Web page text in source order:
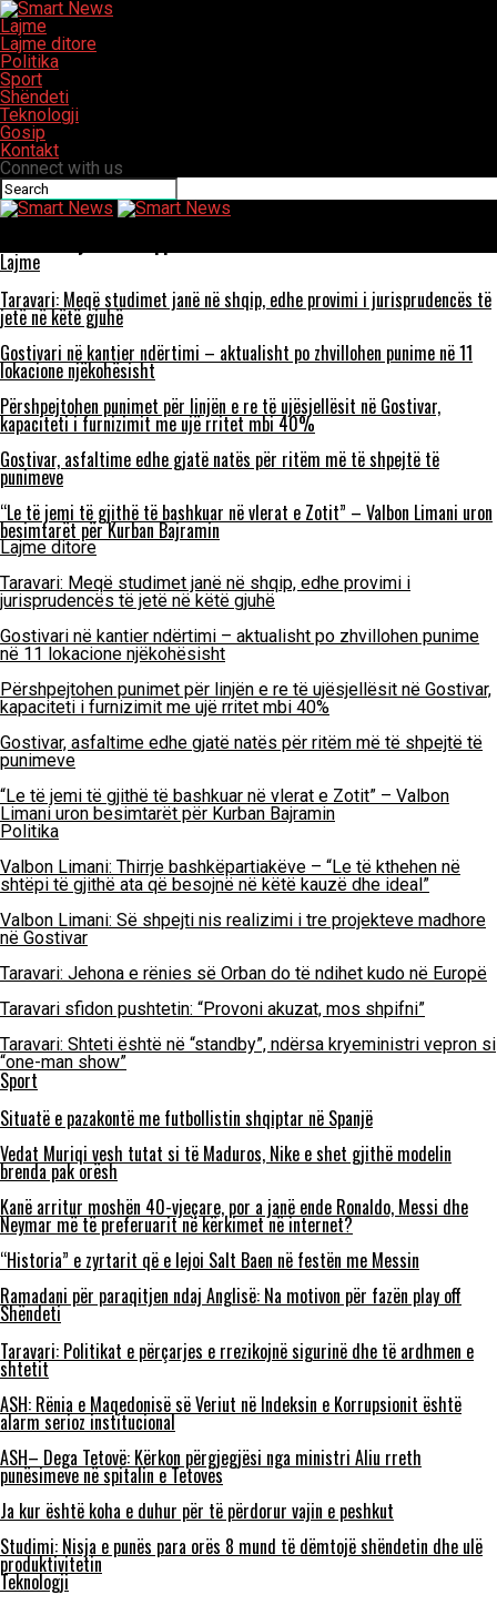
Lajme
Lajme ditore
Politika
Sport
Shëndeti
Teknologji
Gosip
Kontakt
Connect with us
Lajme
Taravari: Meqë studimet janë në shqip, edhe provimi i jurisprudencës të
jetë në këtë gjuhë
Gostivari në kantier ndërtimi – aktualisht po zhvillohen punime në 11
lokacione njëkohësisht
Përshpejtohen punimet për linjën e re të ujësjellësit në Gostivar,
kapaciteti i furnizimit me ujë rritet mbi 40%
Gostivar, asfaltime edhe gjatë natës për ritëm më të shpejtë të
punimeve
“Le të jemi të gjithë të bashkuar në vlerat e Zotit” – Valbon Limani uron
besimtarët për Kurban Bajramin
Lajme ditore
Taravari: Meqë studimet janë në shqip, edhe provimi i
jurisprudencës të jetë në këtë gjuhë
Gostivari në kantier ndërtimi – aktualisht po zhvillohen punime
në 11 lokacione njëkohësisht
Përshpejtohen punimet për linjën e re të ujësjellësit në Gostivar,
kapaciteti i furnizimit me ujë rritet mbi 40%
Gostivar, asfaltime edhe gjatë natës për ritëm më të shpejtë të
punimeve
“Le të jemi të gjithë të bashkuar në vlerat e Zotit” – Valbon
Limani uron besimtarët për Kurban Bajramin
Politika
Valbon Limani: Thirrje bashkëpartiakëve – “Le të kthehen në
shtëpi të gjithë ata që besojnë në këtë kauzë dhe ideal”
Valbon Limani: Së shpejti nis realizimi i tre projekteve madhore
në Gostivar
Taravari: Jehona e rënies së Orban do të ndihet kudo në Europë
Taravari sfidon pushtetin: “Provoni akuzat, mos shpifni”
Taravari: Shteti është në “standby”, ndërsa kryeministri vepron si
“one-man show”
Sport
Situatë e pazakontë me futbollistin shqiptar në Spanjë
Vedat Muriqi vesh tutat si të Maduros, Nike e shet gjithë modelin
brenda pak orësh
Kanë arritur moshën 40-vjeçare, por a janë ende Ronaldo, Messi dhe
Neymar më të preferuarit në kërkimet në internet?
“Historia” e zyrtarit që e lejoi Salt Baen në festën me Messin
Ramadani për paraqitjen ndaj Anglisë: Na motivon për fazën play off
Shëndeti
Taravari: Politikat e përçarjes e rrezikojnë sigurinë dhe të ardhmen e
shtetit
ASH: Rënia e Maqedonisë së Veriut në Indeksin e Korrupsionit është
alarm serioz institucional
ASH– Dega Tetovë: Kërkon përgjegjësi nga ministri Aliu rreth
punësimeve në spitalin e Tetovës
Ja kur është koha e duhur për të përdorur vajin e peshkut
Studimi: Nisja e punës para orës 8 mund të dëmtojë shëndetin dhe ulë
produktivitetin
Teknologji